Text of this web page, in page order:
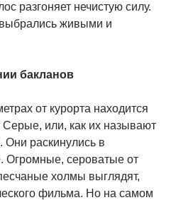
разгоняет нечистую силу.
живыми и
бакланов
от курорта находится
Серые, или, как их называют
раскинулись в
Огромные, сероватые от
холмы выглядят,
фильма. Но на самом